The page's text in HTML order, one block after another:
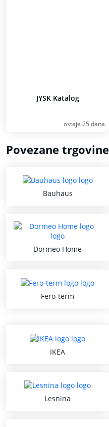
JYSK Katalog
ostaje 25 dana
Povezane trgovine
Bauhaus
Dormeo Home
Fero-term
IKEA
Lesnina